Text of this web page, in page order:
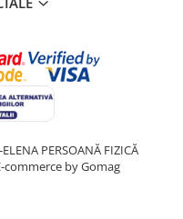
PERSOANĂ FIZICĂ
commerce by Gomag